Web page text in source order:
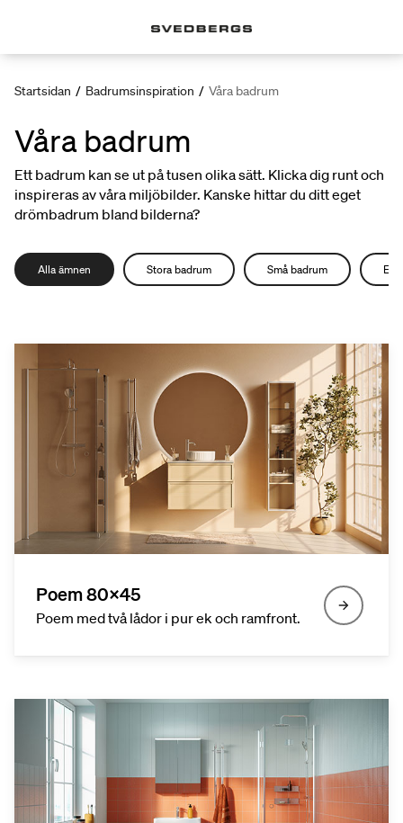
Startsidan / Badrumsinspiration / Våra badrum
Våra badrum
Ett badrum kan se ut på tusen olika sätt. Klicka dig runt och
inspireras av våra miljöbilder. Kanske hittar du ditt eget
drömbadrum bland bilderna?
Alla ämnen Stora badrum Små badrum
Poem 80x45
Poem med två lådor i pur ek och ramfront.